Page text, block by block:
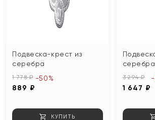
Подвеска-крест из
серебра
1 778 ₽
889 ₽
-50%
КУПИТЬ
серебра
3 294 ₽
1 647 ₽